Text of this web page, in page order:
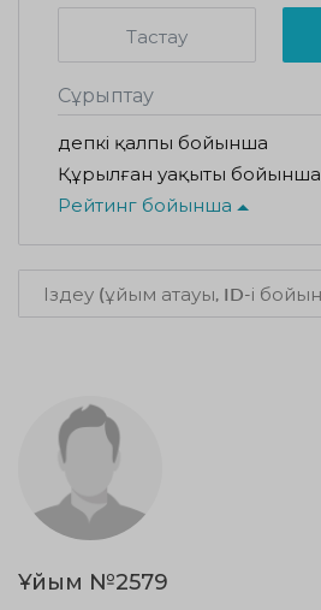
Тастау
Сұрыптау
Әдепкі қалпы бойынша
Құрылған уақыты бойынша
Рейтинг бойынша
Ұйым №2579